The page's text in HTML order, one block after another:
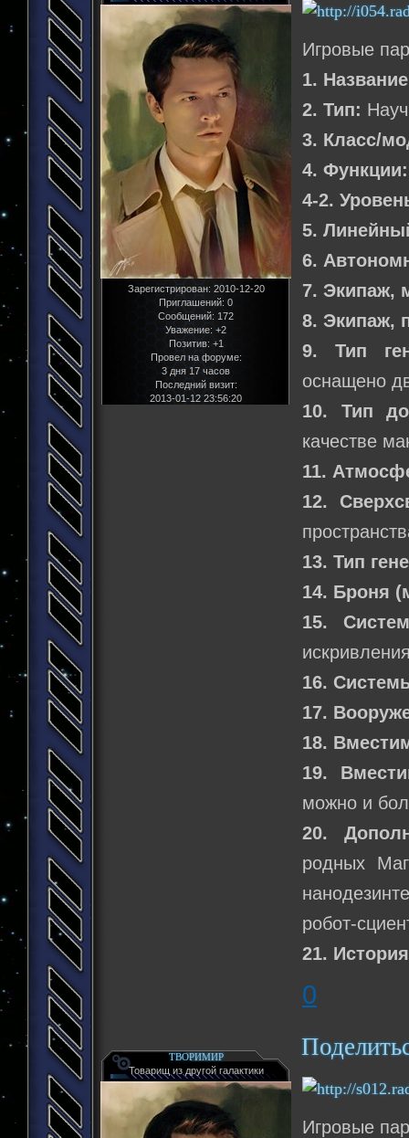
Зарегистрирован: 2010-12-20
Приглашений: 0
Сообщений: 172
Уважение: +2
Позитив: +1
Провел на форуме:
3 дня 17 часов
Последний визит:
2013-01-12 23:56:20
Игровые
1.
2. Тип:
3. Класс/
4. Функции:
4-2.
5.
6.
7. Экипаж,
8. Экипаж,
9. Тип
оснащено
10. Тип
качестве
11.
12.
13. Тип
14. Броня
15.
16.
17.
18.
19.
можно и
20.
родных
робот-
21.
0
ТВОРИМИР
Товарищ из другой галактики
Игровые